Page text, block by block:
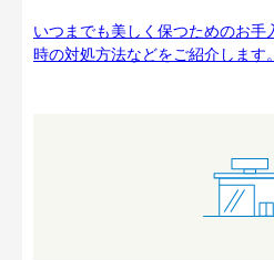
いつまでも美しく保つためのお手
時の対処方法などをご紹介します。